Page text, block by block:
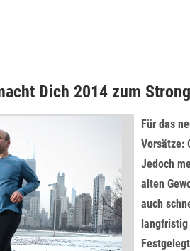
Dich 2014 zum
Für das
Vorsätze:
Jedoch
alten
auch